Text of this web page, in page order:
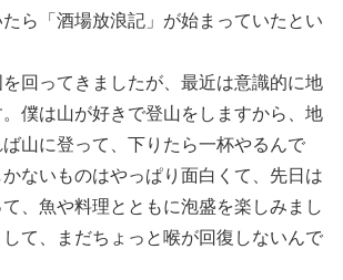
ら「酒場放浪記」が始まっていたとい
回ってきましたが、最近は意識的に地
僕は山が好きで登山をしますから、地
山に登って、下りたら一杯やるんで
ないものはやっぱり面白くて、先日は
、魚や料理とともに泡盛を楽しみまし
て、まだちょっと喉が回復しないんで